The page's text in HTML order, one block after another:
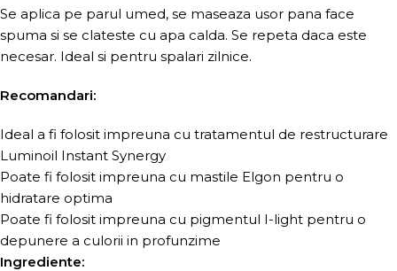
Se aplica pe parul umed, se maseaza usor pana face
spuma si se clateste cu apa calda. Se repeta daca este
necesar. Ideal si pentru spalari zilnice.
Recomandari:
Ideal a fi folosit impreuna cu tratamentul de restructurare
Luminoil Instant Synergy
Poate fi folosit impreuna cu mastile Elgon pentru o
hidratare optima
Poate fi folosit impreuna cu pigmentul I-light pentru o
depunere a culorii in profunzime
Ingrediente: